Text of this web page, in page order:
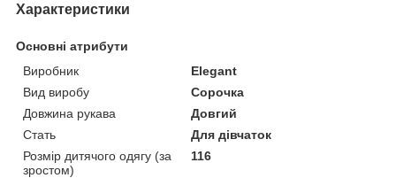
Характеристики
Основні атрибути
Виробник
Elegant
Вид виробу
Сорочка
Довжина рукава
Довгий
Стать
Для дівчаток
Розмір дитячого одягу (за
зростом)
116